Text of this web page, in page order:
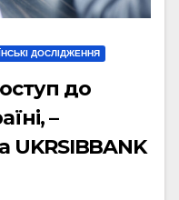
ДОСЛІДЖЕННЯ
до
–
UKRSIBBANK